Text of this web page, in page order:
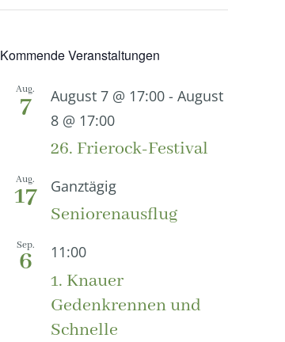
Kommende Veranstaltungen
Aug.
7 August 7 @ 17:00 - August
8 @ 17:00
26. Frierock-Festival
Aug.
17 Ganztägig
Seniorenausflug
Sep.
6 11:00
1. Knauer
Gedenkrennen und
Schnelle